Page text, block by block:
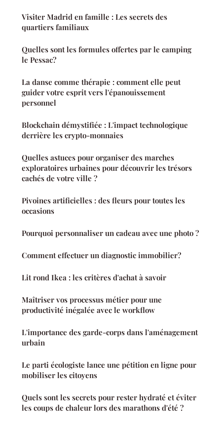
Visiter Madrid en famille : Les secrets des
quartiers familiaux
Quelles sont les formules offertes par le camping
le Pessac?
La danse comme thérapie : comment elle peut
guider votre esprit vers l'épanouissement
personnel
Blockchain démystifiée : L'impact technologique
derrière les crypto-monnaies
Quelles astuces pour organiser des marches
exploratoires urbaines pour découvrir les trésors
cachés de votre ville ?
Pivoines artificielles : des fleurs pour toutes les
occasions
Pourquoi personnaliser un cadeau avec une photo ?
Comment effectuer un diagnostic immobilier?
Lit rond Ikea : les critères d'achat à savoir
Maîtriser vos processus métier pour une
productivité inégalée avec le workflow
L'importance des garde-corps dans l'aménagement
urbain
Le parti écologiste lance une pétition en ligne pour
mobiliser les citoyens
Quels sont les secrets pour rester hydraté et éviter
les coups de chaleur lors des marathons d'été ?